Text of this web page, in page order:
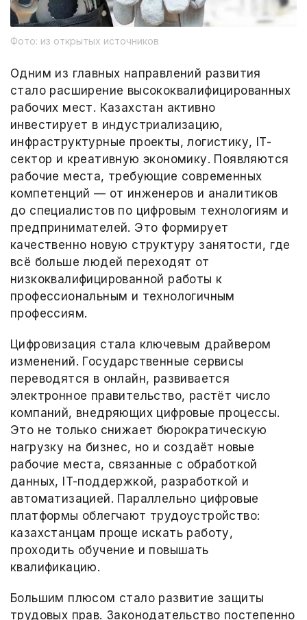
Фото: из открытых источников
Одним из главных направлений развития
стало расширение высококвалифицированных
рабочих мест. Казахстан активно
инвестирует в индустриализацию,
инфраструктурные проекты, логистику, IT-
сектор и креативную экономику. Появляются
рабочие места, требующие современных
компетенций — от инженеров и аналитиков
до специалистов по цифровым технологиям и
предпринимателей. Это формирует
качественно новую структуру занятости, где
всё больше людей переходят от
низкоквалифицированной работы к
профессиональным и технологичным
профессиям.
Цифровизация стала ключевым драйвером
изменений. Государственные сервисы
переводятся в онлайн, развивается
электронное правительство, растёт число
компаний, внедряющих цифровые процессы.
Это не только снижает бюрократическую
нагрузку на бизнес, но и создаёт новые
рабочие места, связанные с обработкой
данных, IT-поддержкой, разработкой и
автоматизацией. Параллельно цифровые
платформы облегчают трудоустройство:
казахстанцам проще искать работу,
проходить обучение и повышать
квалификацию.
Большим плюсом стало развитие защиты
трудовых прав. Законодательство постепенно